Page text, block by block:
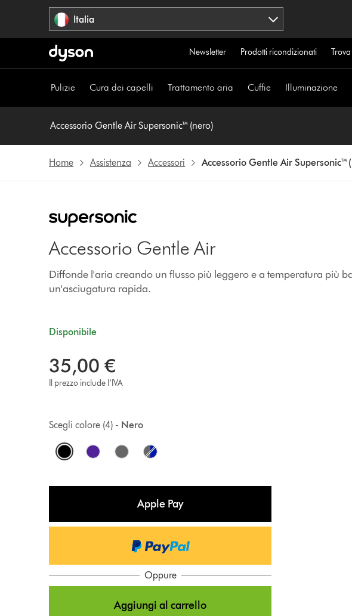
Italia
Newsletter Prodotti ricondizionati
Pulizie Cura dei capelli Trattamento aria Cuffie Illuminazione
Accessorio Gentle Air Supersonic™ (nero)
Home Assistenza Accessori Accessorio Gentle Air Supersonic™
Accessorio Gentle Air
Diffonde l'aria creando un flusso più leggero e a temperatura più
un'asciugatura rapida.
Disponibile
35,00 €
Il prezzo include l’IVA
Nero
Scegli colore (4) -
O
t
s
Apple Pay
Oppure
Aggiungi al carrello